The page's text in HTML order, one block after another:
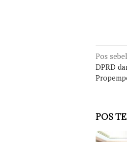
pos
Pos
DPRD
POS